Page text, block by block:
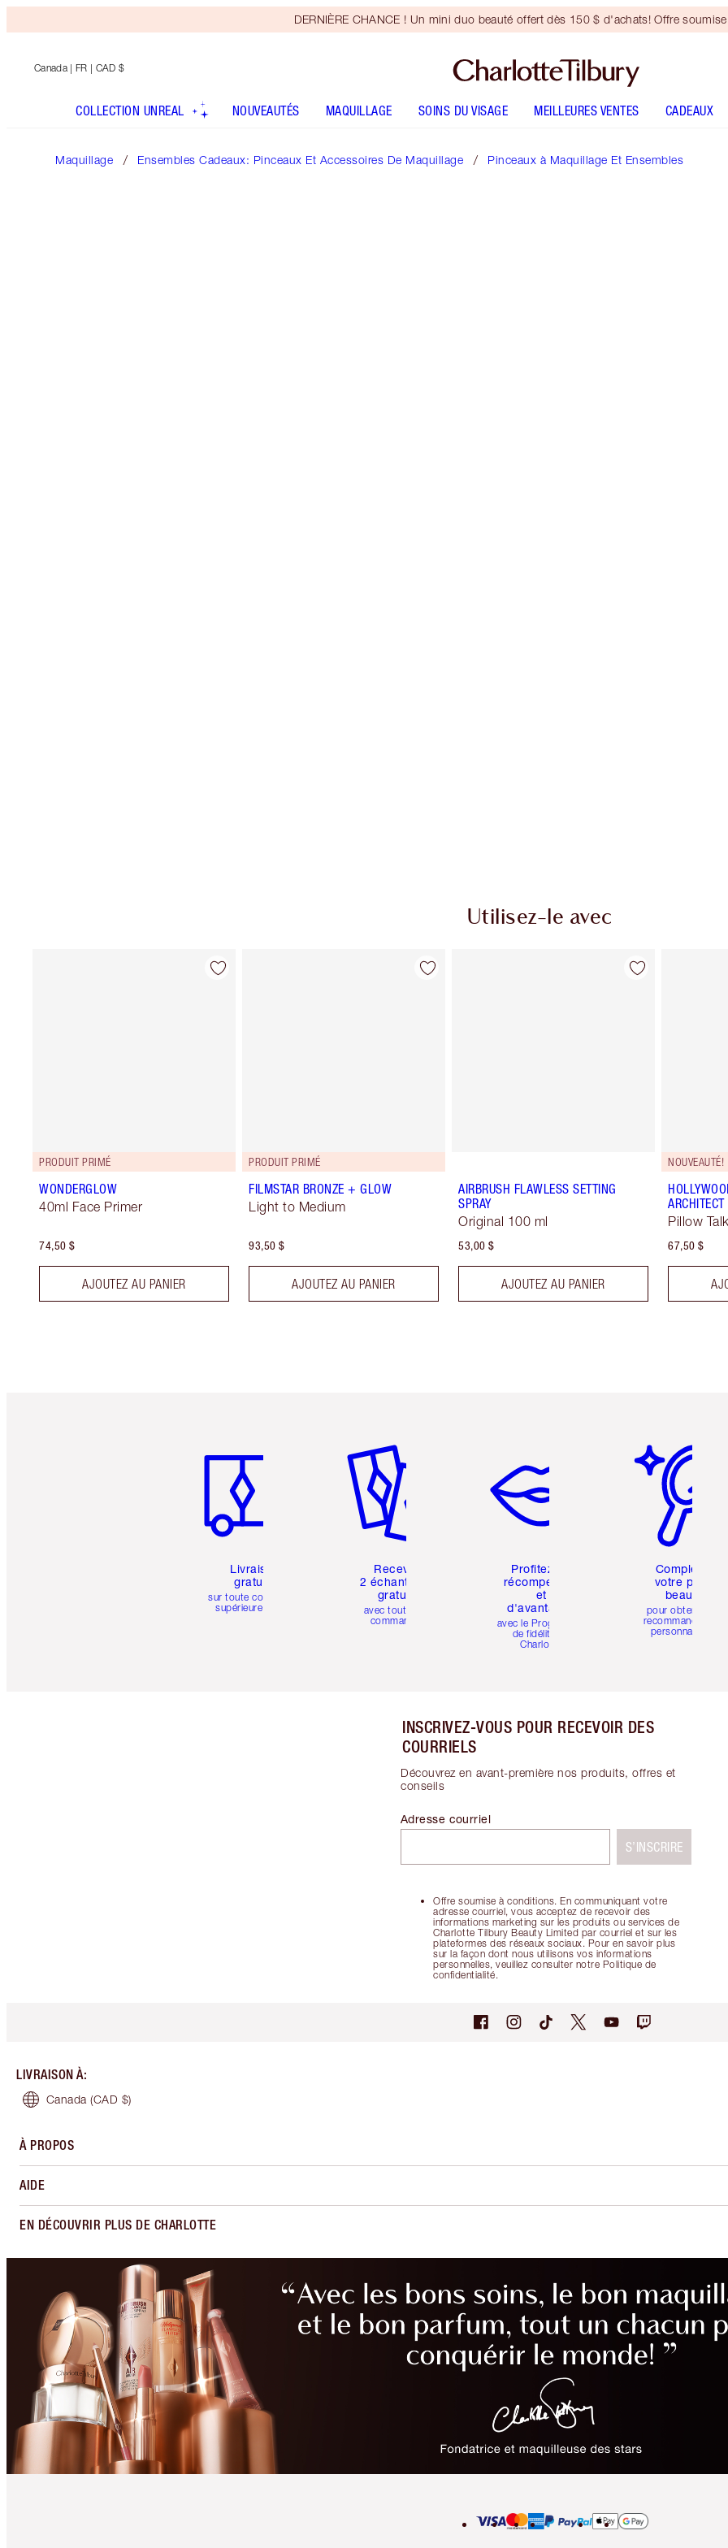
DERNIÈRE CHANCE ! Un mini duo beauté offert dès 150 $ d'achats! Offre
Canada | FR | CAD $
COLLECTION UNREAL NOUVEAUTÉS MAQUILLAGE SOINS DU VISAGE MEILLEURES VENTES CADEAUX
Maquillage Ensembles Cadeaux: Pinceaux Et Accessoires De Maquillage Pinceaux à Maquillage Et Ensembles
Utilisez-le avec
PRODUIT PRIMÉ
WONDERGLOW
40ml Face Primer
74,50 $
AJOUTEZ AU PANIER
PRODUIT PRIMÉ
FILMSTAR BRONZE + GLOW
Light to Medium
93,50 $
AJOUTEZ AU PANIER
AIRBRUSH FLAWLESS SETTING
SPRAY
Original 100 ml
53,00 $
AJOUTEZ AU PANIER
NOUVEAUTÉ!
Pillow
67,50 $
Livraison
gratuite
sur toute commande
supérieure à 50 $
Recevez
2 échantillons
gratuits
avec toutes les
commandes
Profitez de
récompenses
et
d'avantages
avec le Programme
de fidélité de
Charlotte
Compléter
votre profil
beauté
pour obtenir des
recommandations
personnalisées
INSCRIVEZ-VOUS POUR RECEVOIR DES
COURRIELS
Découvrez en avant-première nos produits, offres et
conseils
Offre soumise à conditions. En communiquant votre
adresse courriel, vous acceptez de recevoir des
informations marketing sur les produits ou services de
Charlotte Tilbury Beauty Limited par courriel et sur les
plateformes des réseaux sociaux. Pour en savoir plus
sur la façon dont nous utilisons vos informations
personnelles, veuillez consulter notre Politique de
confidentialité.
Adresse courriel
S’INSCRIRE
LIVRAISON À:
Canada (CAD $)
À PROPOS
AIDE
EN DÉCOUVRIR PLUS DE CHARLOTTE